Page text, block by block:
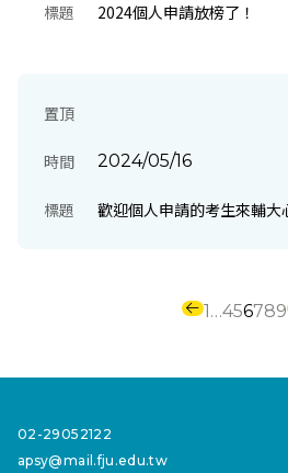
標題 2024個人申請放榜了！
置頂
時間 2024/05/16
標題 歡迎個人申請的考生來輔大
1…456789
02-29052122
apsy@mail.fju.edu.tw